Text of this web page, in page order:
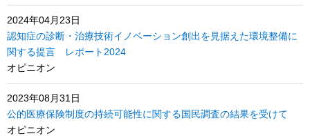
2024年04月23日
認知症の診断・治療技術イノベーション創出を見据えた環境整備に
関する提言 レポート2024
オピニオン
2023年08月31日
公的医療保険制度の持続可能性に関する国民調査の結果を受けて
オピニオン